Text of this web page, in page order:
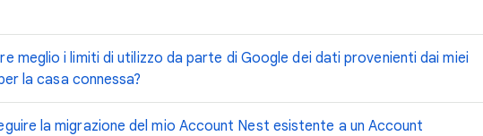
meglio i limiti di utilizzo da parte di Google dei dati provenienti dai miei
la casa connessa?
la migrazione del mio Account Nest esistente a un Account